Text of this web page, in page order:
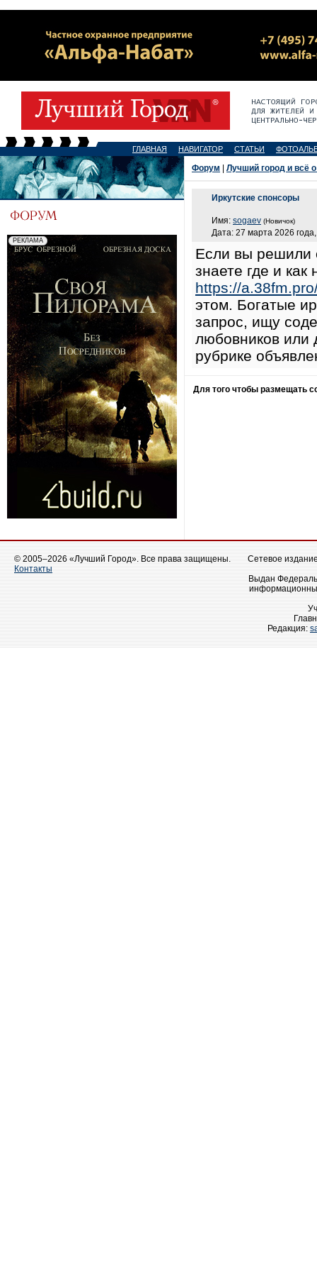
ГЛАВНАЯ НАВИГАТОР СТАТЬИ
Форум Лучший город и всё
Иркутские спонсоры
Имя: sogaev (Новичок)
Дата: 27 марта 2026
Если вы решили
знаете где и как
https://
этом. Богатые
запрос, ищу
любовников или
рубрике
Для того чтобы размещать
© 2005–2026 «Лучший Город». Все права защищены.
Контакты
Сетевое
Выдан
Редакция: